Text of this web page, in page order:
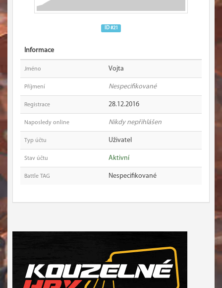
ID #21
Informace
Jméno Vojta
Příjmení Nespecifikované
Registrace 28.12.2016
Naposledy online Nikdy nepřihlášen
Typ účtu Uživatel
Stav účtu Aktivní
Battle TAG Nespecifikované